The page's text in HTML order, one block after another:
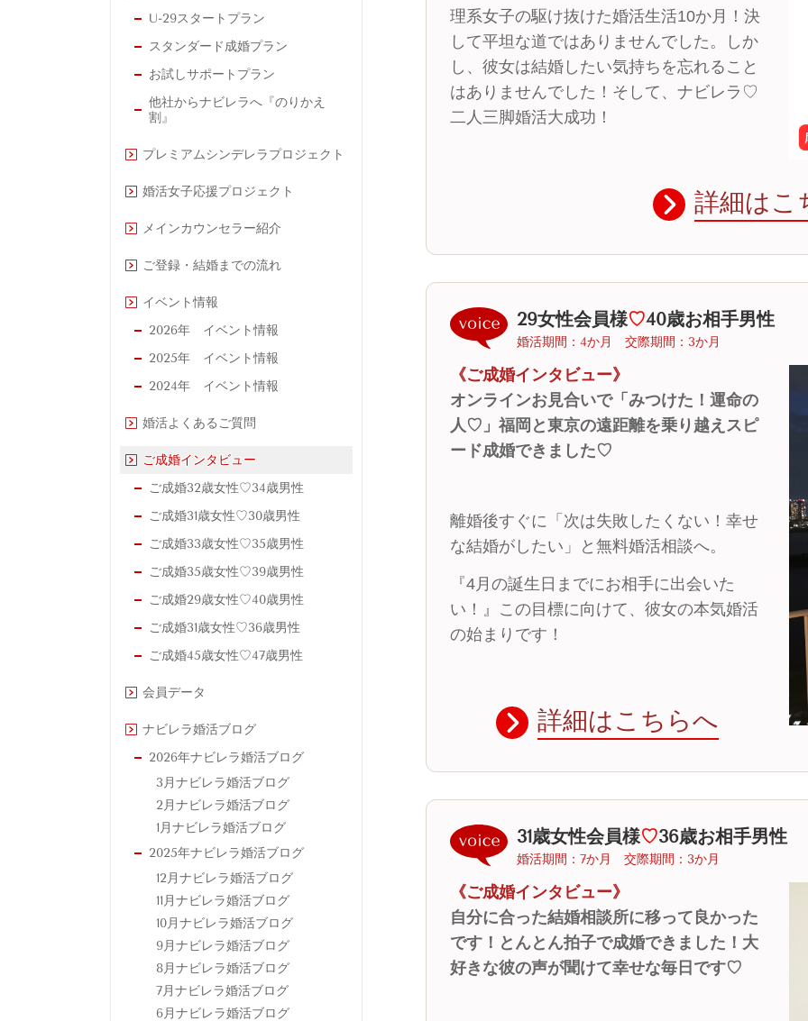
理系女子の駆け抜けた婚活生活10か月！決
して平坦な道ではありませんでした。しか
し、彼女は結婚したい気持ちを忘れること
はありませんでした！そして、ナビレラ♡
二人三脚婚活大成功！
詳細はこ
29女性会員様♡40歳お相手男性
婚活期間：4か月 交際期間：3か月
《ご成婚インタビュー》
オンラインお見合いで「みつけた！運命の
人♡」福岡と東京の遠距離を乗り越えスピ
ード成婚できました♡
離婚後すぐに「次は失敗したくない！幸せ
な結婚がしたい」と無料婚活相談へ。
『4月の誕生日までにお相手に出会いた
い！』この目標に向けて、彼女の本気婚活
の始まりです！
詳細はこちらへ
31歳女性会員様♡36歳お相手男性
婚活期間：7か月 交際期間：3か月
《ご成婚インタビュー》
自分に合った結婚相談所に移って良かった
です！とんとん拍子で成婚できました！大
好きな彼の声が聞けて幸せな毎日です♡
U-29スタートプラン
スタンダード成婚プラン
お試しサポートプラン
他社からナビレラへ『のりかえ
割』
プレミアムシンデレラプロジェクト
婚活女子応援プロジェクト
メインカウンセラー紹介
ご登録・結婚までの流れ
イベント情報
2026年 イベント情報
2025年 イベント情報
2024年 イベント情報
婚活よくあるご質問
ご成婚インタビュー
ご成婚32歳女性♡34歳男性
ご成婚31歳女性♡30歳男性
ご成婚33歳女性♡35歳男性
ご成婚35歳女性♡39歳男性
ご成婚29歳女性♡40歳男性
ご成婚31歳女性♡36歳男性
ご成婚45歳女性♡47歳男性
会員データ
ナビレラ婚活ブログ
2026年ナビレラ婚活ブログ
3月ナビレラ婚活ブログ
2月ナビレラ婚活ブログ
1月ナビレラ婚活ブログ
2025年ナビレラ婚活ブログ
12月ナビレラ婚活ブログ
11月ナビレラ婚活ブログ
10月ナビレラ婚活ブログ
9月ナビレラ婚活ブログ
8月ナビレラ婚活ブログ
7月ナビレラ婚活ブログ
6月ナビレラ婚活ブログ